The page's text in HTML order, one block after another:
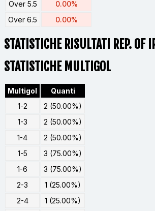
Over 5.5
0.00%
Over 6.5
0.00%
STATISTICHE RISULTATI REP. OF
STATISTICHE MULTIGOL
Multigol
Quanti
1-2
2 (50.00%)
1-3
2 (50.00%)
1-4
2 (50.00%)
1-5
3 (75.00%)
1-6
3 (75.00%)
2-3
1 (25.00%)
2-4
1 (25.00%)